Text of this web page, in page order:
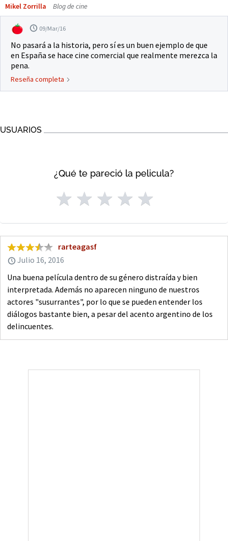
Mikel Zorrilla Blog de cine
09/Mar/16
No pasará a la historia, pero sí es un buen ejemplo de que
en España se hace cine comercial que realmente merezca la
pena.
Reseña completa
USUARIOS
¿Qué te pareció la pelicula?
rarteagasf
Julio 16, 2016
Una buena película dentro de su género distraída y bien
interpretada. Además no aparecen ninguno de nuestros
actores "susurrantes", por lo que se pueden entender los
diálogos bastante bien, a pesar del acento argentino de los
delincuentes.